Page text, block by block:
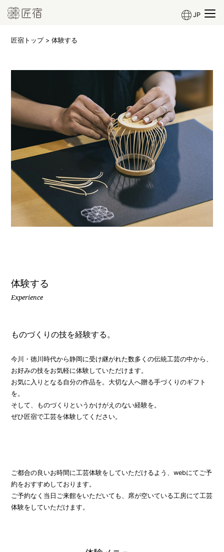
JP
匠宿トップ> 体験する
体験する
Experience
ものづくりの技を経験する。
今川・徳川時代から静岡に受け継がれた数多くの伝統工芸の中から、
お好みの技をお気軽に体験していただけます。
お気に入りとなる自分の作品を。大切な人へ贈る手づくりのギフト
を。
そして、ものづくりというかけがえのない経験を。
ぜひ匠宿で工芸を体験してください。
ご都合の良いお時間に工芸体験をしていただけるよう、webにてご予
約をおすすめしております。
ご予約なく当日ご来館をいただいても、席が空いている工房にて工芸
体験をしていただけます。